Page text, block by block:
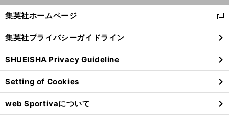
閉
る
集英社ホームページ
新
し
い
ウ
ィ
ン
ド
ウ
で
開
集英社プライバシーガイドライン
SHUEISHA Privacy Guideline
Setting of Cookies
web Sportivaについて